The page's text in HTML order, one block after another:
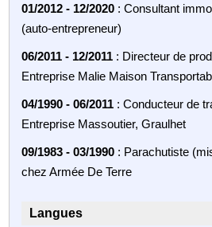
01/2012 - 12/2020 : Consultant
(auto‑entrepreneur)
06/2011 - 12/2011 : Directeur de
Entreprise Malie Maison
04/1990 - 06/2011 : Conducteur de
Entreprise Massoutier, Graulhet
09/1983 - 03/1990 : Parachutiste
chez Armée De Terre
Langues